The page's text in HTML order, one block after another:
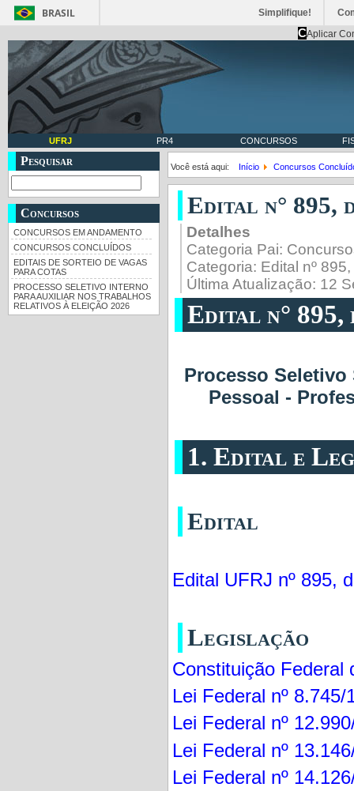
BRASIL Simplifique!
CAplicar
UFRJ PR4 CONCURSOS
Pesquisar
Concursos
CONCURSOS EM ANDAMENTO
CONCURSOS CONCLUÍDOS
EDITAIS DE SORTEIO DE VAGAS
PARA COTAS
PROCESSO SELETIVO INTERNO
PARA AUXILIAR NOS TRABALHOS
RELATIVOS À ELEIÇÃO 2026
Você está aqui: Início Concursos
Edital n° 895,
Detalhes
Categoria Pai:
Categoria: Edital nº
Última Atualização: 12
Edital n° 895,
Processo Seletivo
Pessoal -
1. Edital e
Edital
Edital UFRJ nº 895,
Legislação
Constituição Federal
Lei Federal nº 8.745/
Lei Federal nº
Lei Federal nº
Lei Federal nº